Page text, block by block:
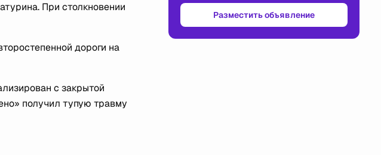
При столкновении
дороги на
с закрытой
получил тупую травму
Разместить объявление